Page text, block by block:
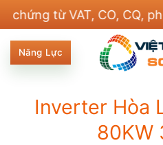
nội
dung
từ VAT, CO, CQ, pháp
Năng Lực
Inverter Hòa
80KW